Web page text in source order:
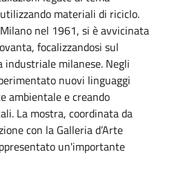
materiali di riciclo.
nel 1961, si è avvicinata
focalizzandosi sul
industriale milanese. Negli
nuovi linguaggi
ambientale e creando
La mostra, coordinata da
con la Galleria d’Arte
un'importante